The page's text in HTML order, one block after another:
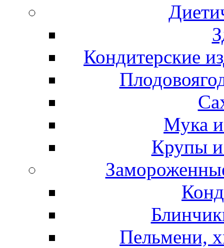
Кондитерские
Мука
Крупы и
Пельмени,